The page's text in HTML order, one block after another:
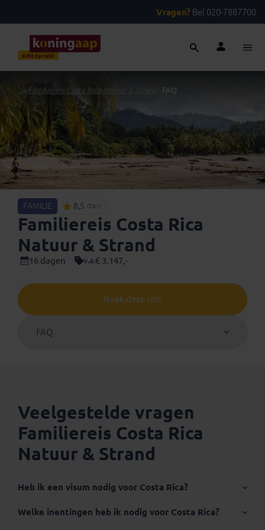
Vragen? Bel 020-7887700
...> Familiereis Costa Rica Natuur & Strand FAQ
FAMILIE 8,5 (261)
Familiereis Costa Rica
Natuur & Strand
16 dagen v.a.€ 3.147,-
Boek deze reis
FAQ
Veelgestelde vragen
Familiereis Costa Rica
Natuur & Strand
Heb ik een visum nodig voor Costa Rica?
Internationaal paspoort:
Welke inentingen heb ik nodig voor Costa Rica?